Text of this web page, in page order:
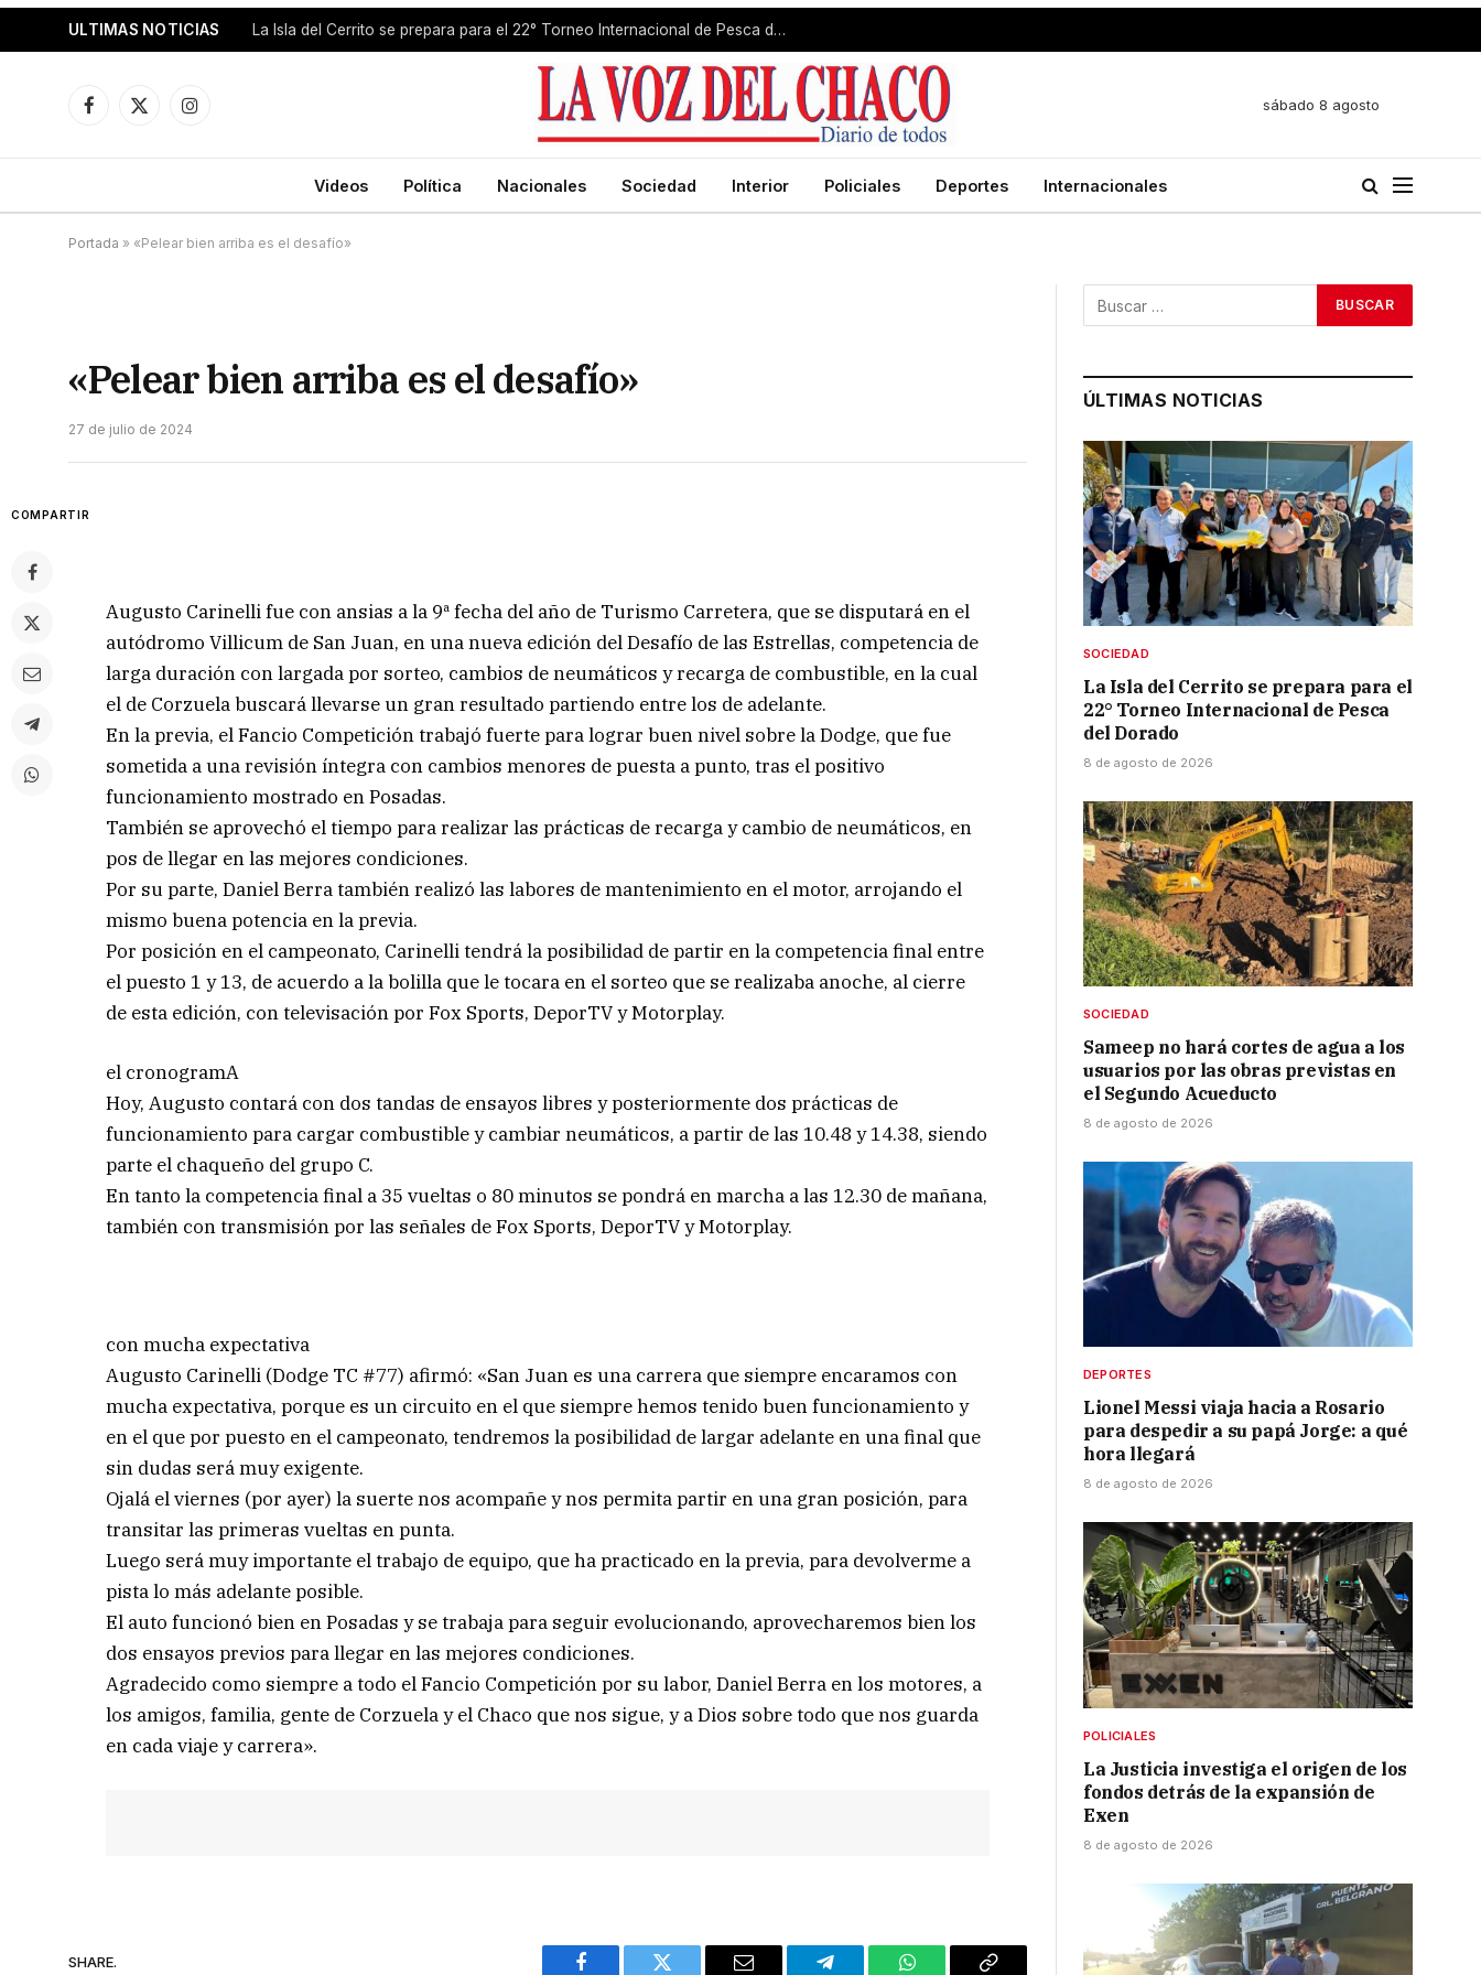
ULTIMAS NOTICIAS La Isla del Cerrito se prepara para el 22° Torneo Internacional de Pesca del Dorado
Facebook
X
Instagram
sábado 8 agosto
Videos Política Nacionales Sociedad Interior Policiales Deportes Internacionales
Portada » «Pelear bien arriba es el desafío»
«Pelear bien arriba es el desafío»
27 de julio de 2024
COMPARTIR
Augusto Carinelli fue con ansias a la 9ª fecha del año de Turismo Carretera, que se disputará en el
autódromo Villicum de San Juan, en una nueva edición del Desafío de las Estrellas, competencia de
larga duración con largada por sorteo, cambios de neumáticos y recarga de combustible, en la cual
el de Corzuela buscará llevarse un gran resultado partiendo entre los de adelante.
En la previa, el Fancio Competición trabajó fuerte para lograr buen nivel sobre la Dodge, que fue
sometida a una revisión íntegra con cambios menores de puesta a punto, tras el positivo
funcionamiento mostrado en Posadas.
También se aprovechó el tiempo para realizar las prácticas de recarga y cambio de neumáticos, en
pos de llegar en las mejores condiciones.
Por su parte, Daniel Berra también realizó las labores de mantenimiento en el motor, arrojando el
mismo buena potencia en la previa.
Por posición en el campeonato, Carinelli tendrá la posibilidad de partir en la competencia final entre
el puesto 1 y 13, de acuerdo a la bolilla que le tocara en el sorteo que se realizaba anoche, al cierre
de esta edición, con televisación por Fox Sports, DeporTV y Motorplay.
el cronogramA
Hoy, Augusto contará con dos tandas de ensayos libres y posteriormente dos prácticas de
funcionamiento para cargar combustible y cambiar neumáticos, a partir de las 10.48 y 14.38, siendo
parte el chaqueño del grupo C.
En tanto la competencia final a 35 vueltas o 80 minutos se pondrá en marcha a las 12.30 de mañana,
también con transmisión por las señales de Fox Sports, DeporTV y Motorplay.
con mucha expectativa
Augusto Carinelli (Dodge TC #77) afirmó: «San Juan es una carrera que siempre encaramos con
mucha expectativa, porque es un circuito en el que siempre hemos tenido buen funcionamiento y
en el que por puesto en el campeonato, tendremos la posibilidad de largar adelante en una final que
sin dudas será muy exigente.
Ojalá el viernes (por ayer) la suerte nos acompañe y nos permita partir en una gran posición, para
transitar las primeras vueltas en punta.
Luego será muy importante el trabajo de equipo, que ha practicado en la previa, para devolverme a
pista lo más adelante posible.
El auto funcionó bien en Posadas y se trabaja para seguir evolucionando, aprovecharemos bien los
dos ensayos previos para llegar en las mejores condiciones.
Agradecido como siempre a todo el Fancio Competición por su labor, Daniel Berra en los motores, a
los amigos, familia, gente de Corzuela y el Chaco que nos sigue, y a Dios sobre todo que nos guarda
en cada viaje y carrera».
SHARE.
ÚLTIMAS NOTICIAS
SOCIEDAD
La Isla del Cerrito se prepara para el
22° Torneo Internacional de Pesca
del Dorado
8 de agosto de 2026
SOCIEDAD
Sameep no hará cortes de agua a los
usuarios por las obras previstas en
el Segundo Acueducto
8 de agosto de 2026
DEPORTES
Lionel Messi viaja hacia a Rosario
para despedir a su papá Jorge: a qué
hora llegará
8 de agosto de 2026
POLICIALES
La Justicia investiga el origen de los
fondos detrás de la expansión de
Exen
8 de agosto de 2026